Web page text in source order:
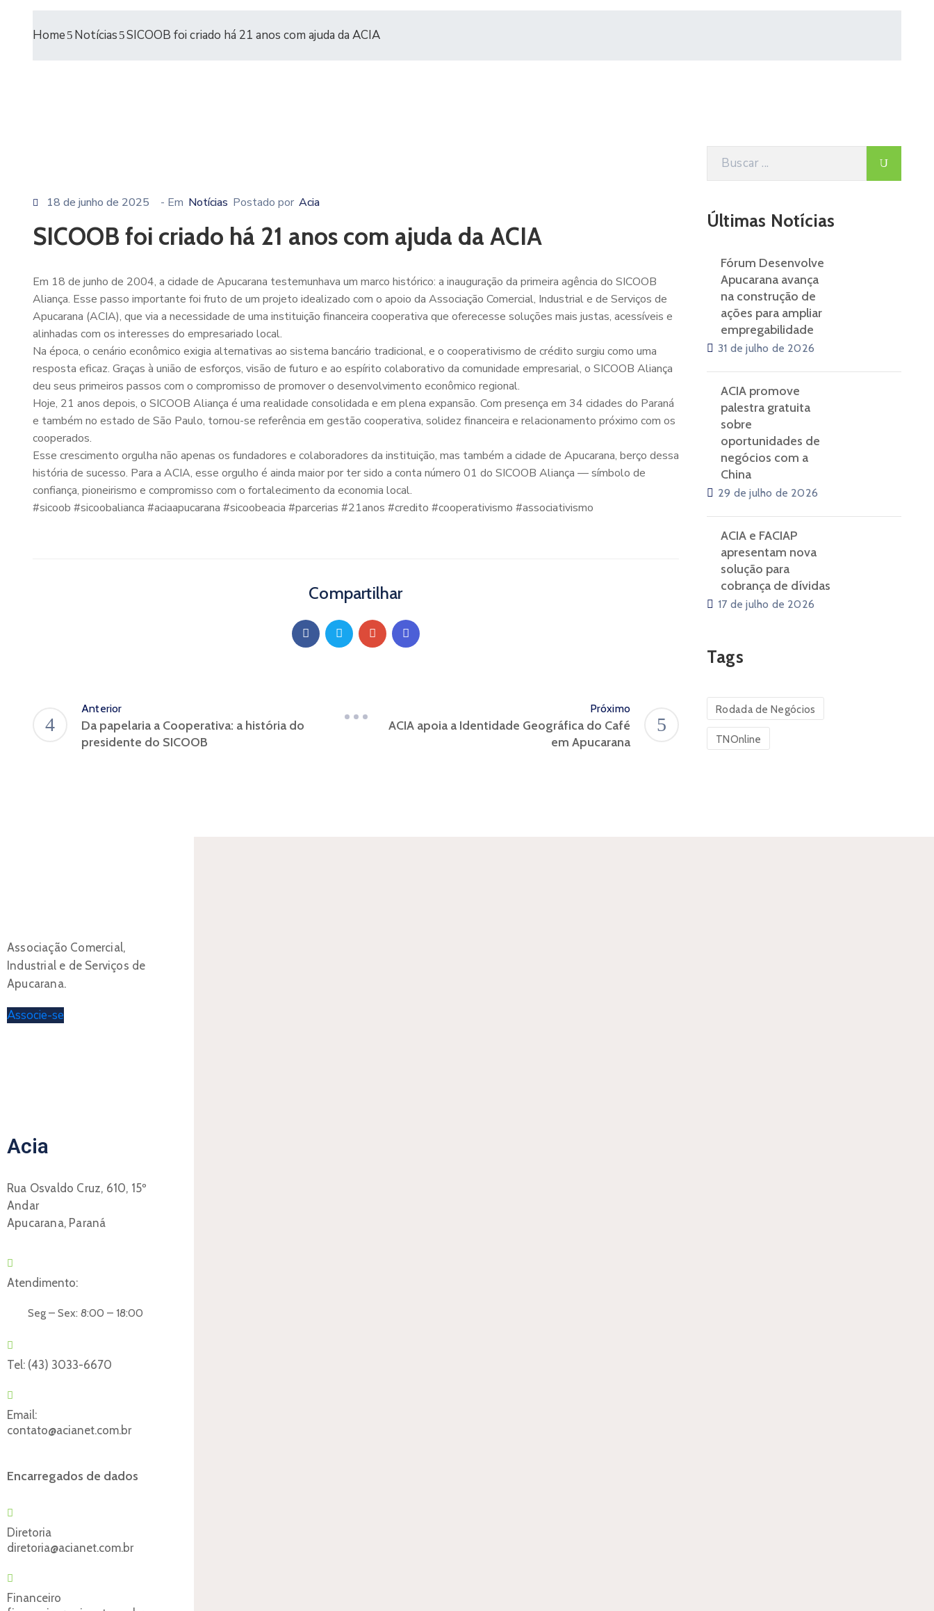
Home Notícias SICOOB foi criado há 21 anos com ajuda da ACIA
18 de junho de 2025 - Em Notícias Postado por Acia
SICOOB foi criado há 21 anos com ajuda da ACIA
Em 18 de junho de 2004, a cidade de Apucarana testemunhava um marco histórico: a inauguração da primeira agência do SICOOB
Aliança. Esse passo importante foi fruto de um projeto idealizado com o apoio da Associação Comercial, Industrial e de Serviços de
Apucarana (ACIA), que via a necessidade de uma instituição financeira cooperativa que oferecesse soluções mais justas, acessíveis e
alinhadas com os interesses do empresariado local.
Na época, o cenário econômico exigia alternativas ao sistema bancário tradicional, e o cooperativismo de crédito surgiu como uma
resposta eficaz. Graças à união de esforços, visão de futuro e ao espírito colaborativo da comunidade empresarial, o SICOOB Aliança
deu seus primeiros passos com o compromisso de promover o desenvolvimento econômico regional.
Hoje, 21 anos depois, o SICOOB Aliança é uma realidade consolidada e em plena expansão. Com presença em 34 cidades do Paraná
e também no estado de São Paulo, tornou-se referência em gestão cooperativa, solidez financeira e relacionamento próximo com os
cooperados.
Esse crescimento orgulha não apenas os fundadores e colaboradores da instituição, mas também a cidade de Apucarana, berço dessa
história de sucesso. Para a ACIA, esse orgulho é ainda maior por ter sido a conta número 01 do SICOOB Aliança — símbolo de
confiança, pioneirismo e compromisso com o fortalecimento da economia local.
#sicoob #sicoobalianca #aciaapucarana #sicoobeacia #parcerias #21anos #credito #cooperativismo #associativismo
Compartilhar
Anterior
Da papelaria a Cooperativa: a história do
presidente do SICOOB
Próximo
ACIA apoia a Identidade Geográfica do Café
em Apucarana
Últimas Notícias
Fórum Desenvolve
Apucarana avança
na construção de
ações para ampliar
empregabilidade
31 de julho de 2026
ACIA promove
palestra gratuita
sobre
oportunidades de
negócios com a
China
29 de julho de 2026
ACIA e FACIAP
apresentam nova
solução para
cobrança de dívidas
17 de julho de 2026
Tags
Rodada de Negócios
TNOnline
Associação Comercial,
Industrial e de Serviços de
Apucarana.
Associe-se
Acia
Rua Osvaldo Cruz, 610, 15º
Andar
Apucarana, Paraná
Atendimento:
Seg – Sex: 8:00 – 18:00
Tel: (43) 3033-6670
Email:
contato@acianet.com.br
Encarregados de dados
Diretoria
diretoria@acianet.com.br
Financeiro